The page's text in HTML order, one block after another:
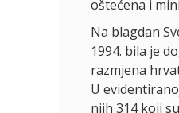
oštećena i
Na blagdan
1994. bila je
razmjena
U
njih 314 koji